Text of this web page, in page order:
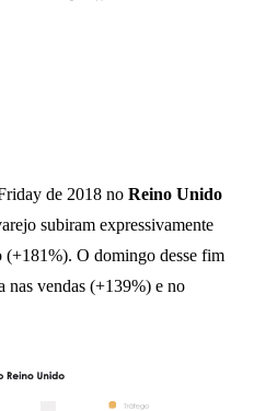
de 2018 no Reino Unido
subiram expressivamente
O domingo desse fim
nas vendas (+139%) e no